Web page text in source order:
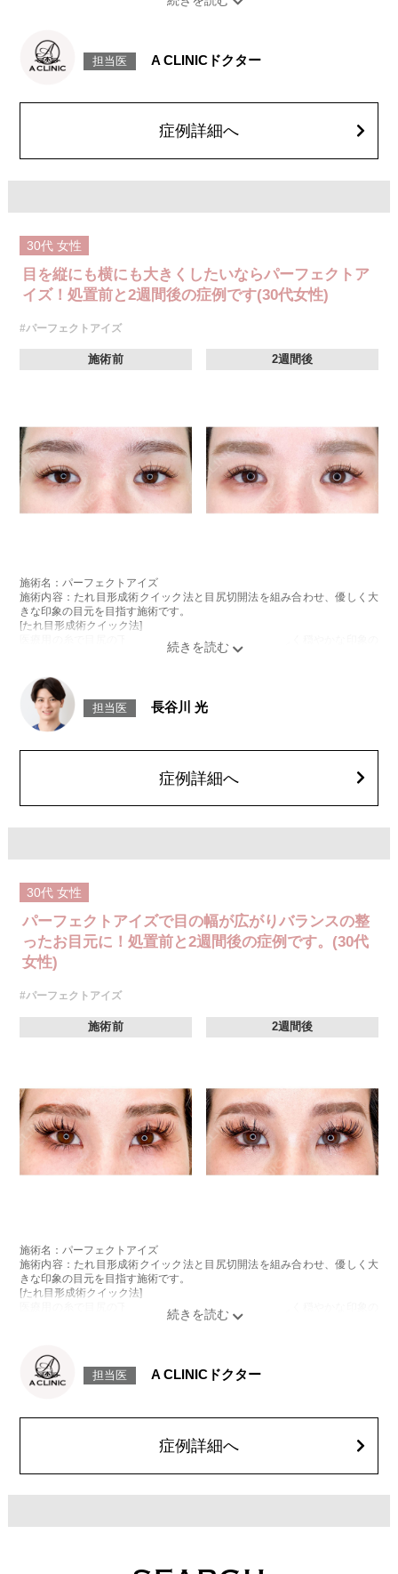
なり、目の横幅を大きく見せる施術です。
施術時間：約30分程
後一時的に生じることがございます。また、稀に細菌感染症、左右差、後
戻り、目尻のラインに段差が生じる、睫毛が切れたり抜ける、結膜腫脹な
どが生じることがございます。
オプション：笑気麻酔 3,300円(税込)
担当医 A CLINICドクター
症例詳細へ
30代 女性
目を縦にも横にも大きくしたいならパーフェクトア
イズ！処置前と2週間後の症例です(30代女性)
#パーフェクトアイズ
施術前 2週間後
施術名：パーフェクトアイズ
施術内容：たれ目形成術クイック法と目尻切開法を組み合わせ、優しく大
きな印象の目元を目指す施術です。
[たれ目形成術クイック法]
医療用の糸で目尻の下側を軽く引き下げることで、優しく穏やかな印象の
目尻の皮膚を一部取り除くことで、隠れていた白目の部分が見えるように
なり、目の横幅を大きく見せる施術です。
施術時間：約30分程
抜糸：切開範囲により5～7日後にご来院して頂く場合がございます。
後一時的に生じることがございます。また、稀に細菌感染症、左右差、後
戻り、目尻のラインに段差が生じる、睫毛が切れたり抜ける、結膜腫脹な
どが生じることがございます。
担当医 長谷川 光
症例詳細へ
30代 女性
パーフェクトアイズで目の幅が広がりバランスの整
ったお目元に！処置前と2週間後の症例です。(30代
女性)
#パーフェクトアイズ
施術前 2週間後
施術名：パーフェクトアイズ
施術内容：たれ目形成術クイック法と目尻切開法を組み合わせ、優しく大
きな印象の目元を目指す施術です。
[たれ目形成術クイック法]
医療用の糸で目尻の下側を軽く引き下げることで、優しく穏やかな印象の
なり、目の横幅を大きく見せる施術です。
施術時間：約30分程
後一時的に生じることがございます。また、稀に細菌感染症、左右差、後
戻り、目尻のラインに段差が生じる、睫毛が切れたり抜ける、結膜腫脹な
どが生じることがございます。
オプション：笑気麻酔 3,300円(税込)
担当医 A CLINICドクター
症例詳細へ